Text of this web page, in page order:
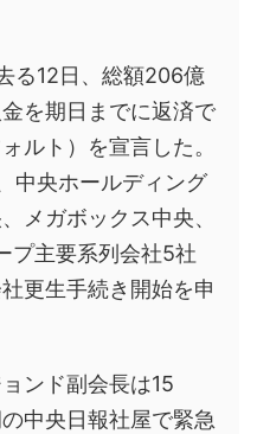
る12日、総額206億
を期日までに返済で
ルト）を宣言した。
中央ホールディング
メガボックス中央、
プ主要系列会社5社
更生手続き開始を申
ンド副会長は15
中央日報社屋で緊急